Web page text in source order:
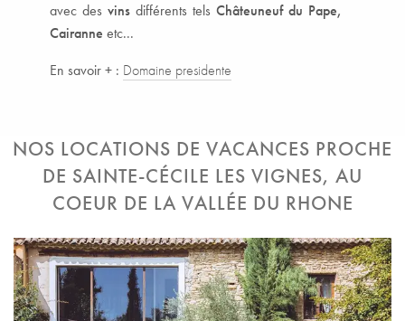
avec des vins différents tels Châteuneuf du Pape,
Cairanne etc...
En savoir + : Domaine presidente
NOS LOCATIONS DE VACANCES PROCHE
DE SAINTE-CÉCILE LES VIGNES, AU
COEUR DE LA VALLÉE DU RHONE